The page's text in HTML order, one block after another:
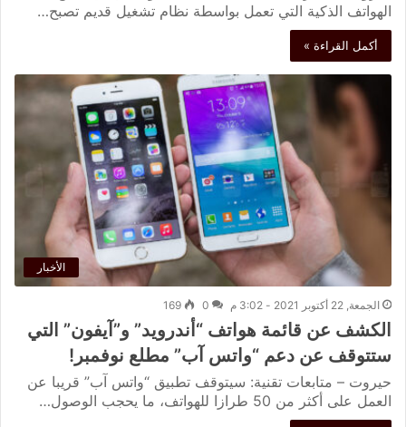
الهواتف الذكية التي تعمل بواسطة نظام تشغيل قديم تصبح…
أكمل القراءة »
الأخبار
الجمعة, 22 أكتوبر 2021 - 3:02 م 0
169
الكشف عن قائمة هواتف “أندرويد” و”آيفون” التي
ستتوقف عن دعم “واتس آب” مطلع نوفمبر!
حيروت – متابعات تقنية: سيتوقف تطبيق “واتس آب” قريبا عن
العمل على أكثر من 50 طرازا للهواتف، ما يحجب الوصول…